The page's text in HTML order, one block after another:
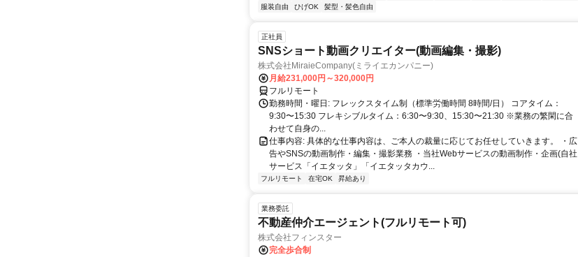
服装自由
ひげOK 髪型・髪色自由
正社員
SNSショート動画クリエイター(動画編集・撮影)
株式会社MiraieCompany(ミライエカンパニー)
月給231,000円～320,000円
フルリモート
勤務時間・曜日: フレックスタイム制（標準労働時間 8時間/日） コアタイム：
9:30〜15:30 フレキシブルタイム：6:30〜9:30、15:30〜21:30 ※業務の繁閑に合
わせて自身の...
仕事内容: 具体的な仕事内容は、ご本人の裁量に応じてお任せしていきます。 ・広
告やSNSの動画制作・編集・撮影業務 ・当社Webサービスの動画制作・企画(自社
サービス「イエタッタ」「イエタッタカウ...
フルリモート 在宅OK 昇給あり
業務委託
不動産仲介エージェント(フルリモート可)
株式会社フィンスター
完全歩合制